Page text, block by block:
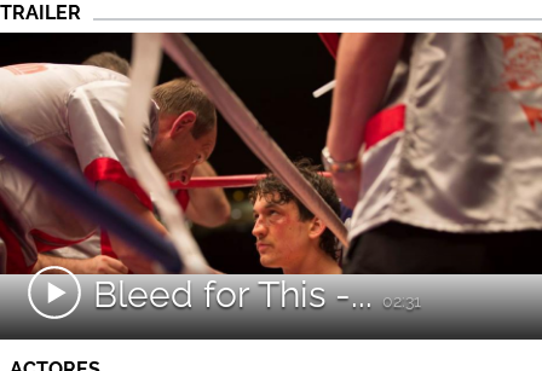
TRAILER
Bleed for This -...02:31